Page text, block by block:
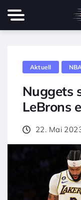
Aktuell
Nuggets
LeBrons
22. Mai